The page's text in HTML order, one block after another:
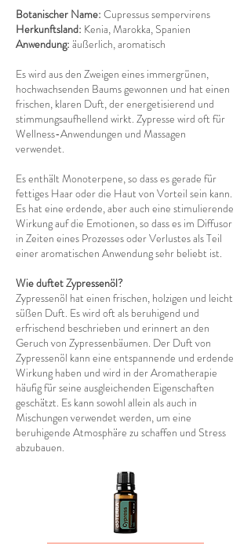
Botanischer Name: Cupressus sempervirens
Herkunftsland: Kenia, Marokka, Spanien
Anwendung: äußerlich, aromatisch
Es wird aus den Zweigen eines immergrünen,
hochwachsenden Baums gewonnen und hat einen
frischen, klaren Duft, der energetisierend und
stimmungsaufhellend wirkt. Zypresse wird oft für
Wellness-Anwendungen und Massagen
verwendet.
Es enthält Monoterpene, so dass es gerade für
fettiges Haar oder die Haut von Vorteil sein kann.
Es hat eine erdende, aber auch eine stimulierende
Wirkung auf die Emotionen, so dass es im Diffusor
in Zeiten eines Prozesses oder Verlustes als Teil
einer aromatischen Anwendung sehr beliebt ist.
Wie duftet Zypressenöl?
Zypressenöl hat einen frischen, holzigen und leicht
süßen Duft. Es wird oft als beruhigend und
erfrischend beschrieben und erinnert an den
Geruch von Zypressenbäumen. Der Duft von
Zypressenöl kann eine entspannende und erdende
Wirkung haben und wird in der Aromatherapie
häufig für seine ausgleichenden Eigenschaften
geschätzt. Es kann sowohl allein als auch in
Mischungen verwendet werden, um eine
beruhigende Atmosphäre zu schaffen und Stress
abzubauen.